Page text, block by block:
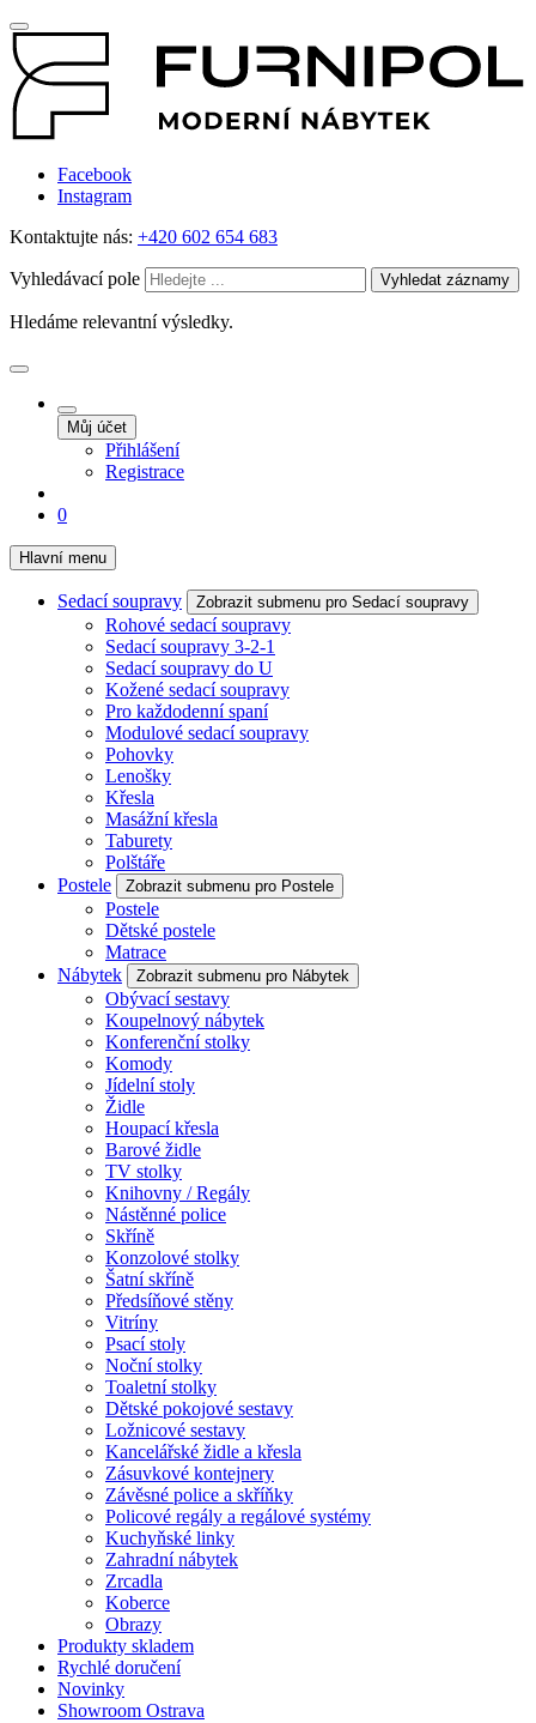
Facebook
Instagram
Kontaktujte nás: +420 602 654 683
Vyhledávací pole Vyhledat záznamy
Hledáme relevantní výsledky.
Můj účet
Přihlášení
Registrace
0
Hlavní menu
Sedací soupravy Zobrazit submenu pro Sedací soupravy
Rohové sedací soupravy
Sedací soupravy 3-2-1
Sedací soupravy do U
Kožené sedací soupravy
Pro každodenní spaní
Modulové sedací soupravy
Pohovky
Lenošky
Křesla
Masážní křesla
Taburety
Polštáře
Postele
Zobrazit submenu pro Postele
Postele
Dětské postele
Matrace
Nábytek
Zobrazit submenu pro Nábytek
Obývací sestavy
Koupelnový nábytek
Konferenční stolky
Komody
Jídelní stoly
Židle
Houpací křesla
Barové židle
TV stolky
Knihovny / Regály
Nástěnné police
Skříně
Konzolové stolky
Šatní skříně
Předsíňové stěny
Vitríny
Psací stoly
Noční stolky
Toaletní stolky
Dětské pokojové sestavy
Ložnicové sestavy
Kancelářské židle a křesla
Zásuvkové kontejnery
Závěsné police a skříňky
Policové regály a regálové systémy
Kuchyňské linky
Zahradní nábytek
Zrcadla
Koberce
Obrazy
Produkty skladem
Rychlé doručení
Novinky
Showroom Ostrava